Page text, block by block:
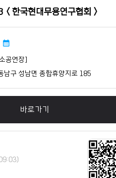
＜한국현대무용연구협회＞
calendar_month
공연장]
남구 성남면 종합휴양지로 185
바로가기